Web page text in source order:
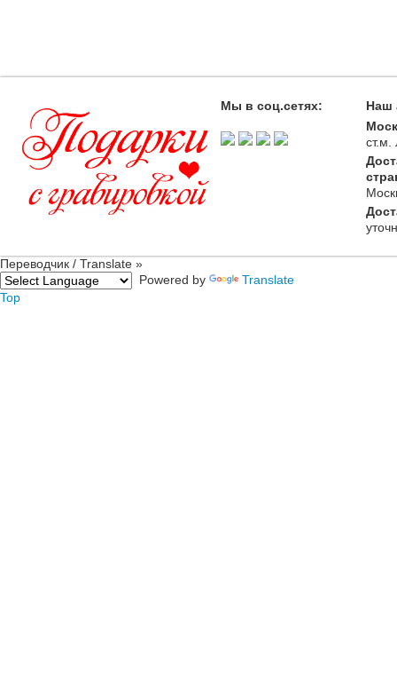
Мы в соц.сетях:
Наш
ст.м.
Переводчик / Translate »
Powered by
Translate
Top